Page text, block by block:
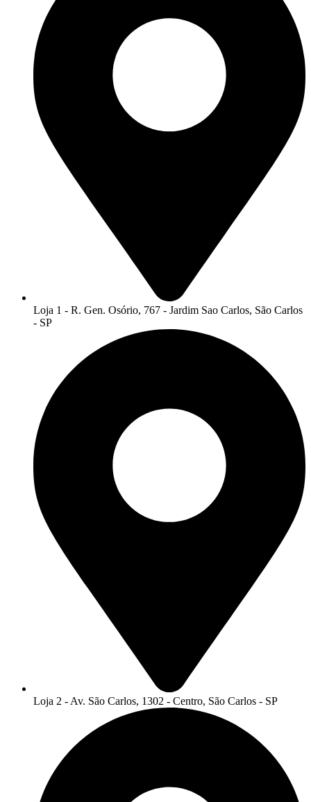
Loja 1 - R. Gen. Osório, 767 - Jardim Sao Carlos, São Carlos
- SP
Loja 2 - Av. São Carlos, 1302 - Centro, São Carlos - SP